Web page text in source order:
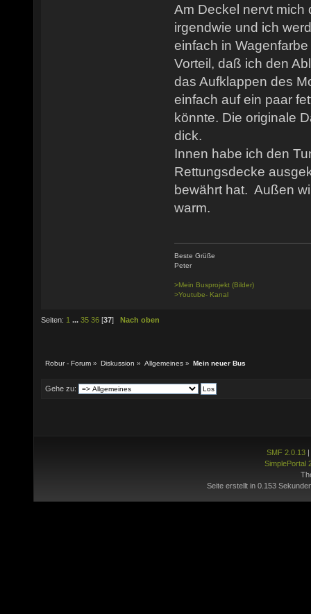
Am Deckel nervt mich
irgendwie und ich
einfach in
Vorteil, daß ich den
das Aufklappen des
einfach auf ein paar
könnte. Die originale
dick.
Innen habe ich den
Rettungsdecke
bewährt hat. Außen
warm.
Beste Grüße
Peter
>Mein Busprojekt (Bilder)
>Youtube- Kanal
Seiten: 1 ... 35 36 [37] Nach oben
Robur - Forum » Diskussion » Allgemeines » Mein neuer Bus
Gehe zu:
SMF 2.0.13|
SimplePortal
Seite erstellt in 0.153